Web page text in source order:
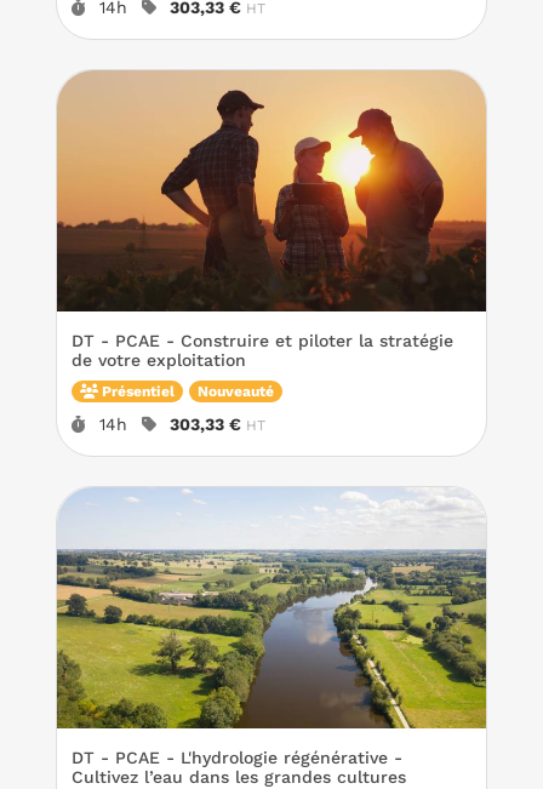
votre performance économique.
Durée :
14h Prix :
303,33 € HT
DT - PCAE - Construire et piloter la stratégie
de votre exploitation
Présentiel Nouveauté
Durée :
14h Prix :
303,33 € HT
DT - PCAE - L'hydrologie régénérative -
Cultivez l’eau dans les grandes cultures